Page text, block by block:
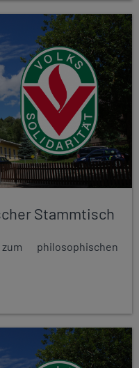
Stammtisch
philosophischen